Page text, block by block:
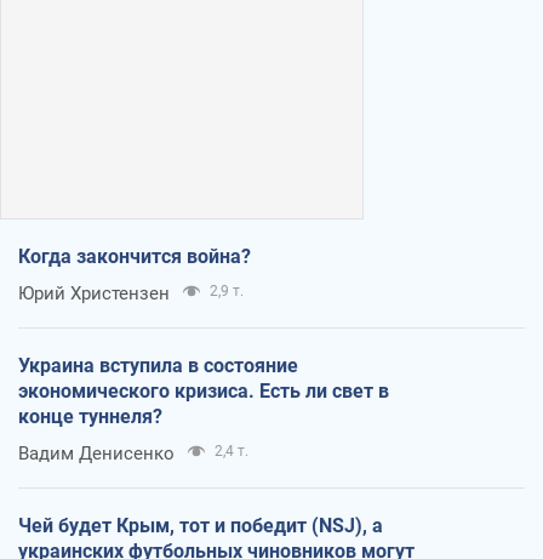
Когда закончится война?
Юрий Христензен 2,9 т.
Украина вступила в состояние
экономического кризиса. Есть ли свет в
конце туннеля?
Вадим Денисенко 2,4 т.
Чей будет Крым, тот и победит (NSJ), а
украинских футбольных чиновников могут